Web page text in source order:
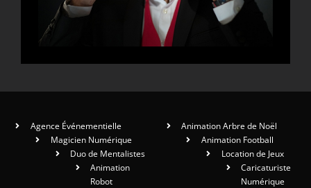
Agence Événementielle
Magicien Numérique
Duo de Mentalistes
Animation
Robot
Animation Arbre de Noël
Animation Football
Location de Jeux
Caricaturiste
Numérique